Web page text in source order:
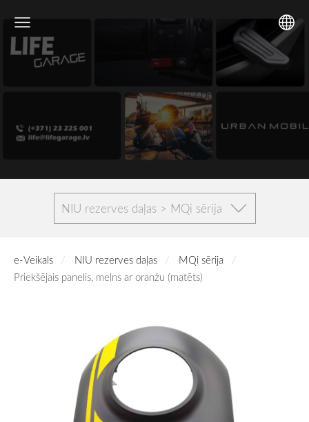
NIU rezerves daļas > MQi sērija
e-Veikals NIU rezerves daļas
MQi sērija
Priekšējais panelis, melns ar oranžu (matēts)